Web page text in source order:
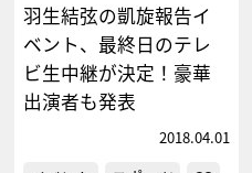
羽生結弦の凱旋報告イ
ベント、最終日のテレ
ビ生中継が決定！豪華
出演者も発表
2018.04.01